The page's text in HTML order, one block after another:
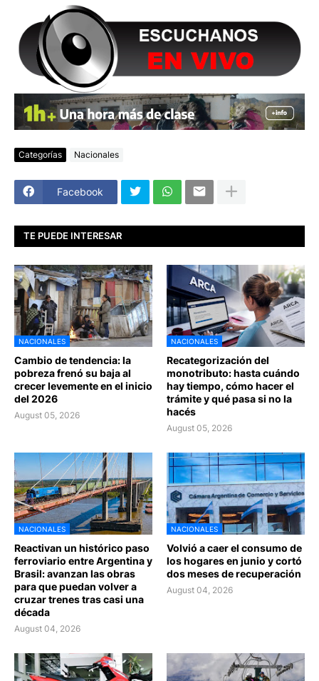
Categorías Nacionales
Facebook
TE PUEDE INTERESAR
NACIONALES
Cambio de tendencia: la
pobreza frenó su baja al
crecer levemente en el inicio
del 2026
August 05, 2026
NACIONALES
Recategorización del
monotributo: hasta cuándo
hay tiempo, cómo hacer el
trámite y qué pasa si no la
hacés
August 05, 2026
NACIONALES
Reactivan un histórico paso
ferroviario entre Argentina y
Brasil: avanzan las obras
para que puedan volver a
cruzar trenes tras casi una
década
August 04, 2026
NACIONALES
Volvió a caer el consumo de
los hogares en junio y cortó
dos meses de recuperación
August 04, 2026